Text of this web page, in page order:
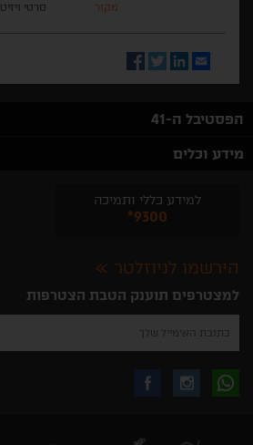
מקור סרטי ויזיט
Email
LinkedIn
Twitter
Facebook
הפסטיבל ה-41
מידע וכלים
למידע כללי ותמיכה
*9300
הירשמו לניוזלטר
למצטרפים תוענק הטבת הצטרפות
להזין
שלך
לקבלת
באינסטגרם
עקבו
בפייסבוק